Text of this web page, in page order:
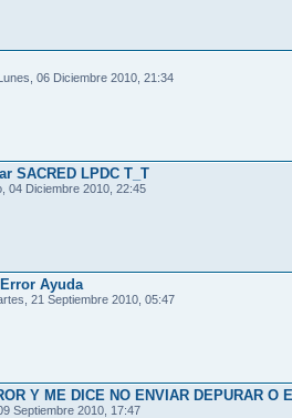
06 Diciembre 2010, 21:34
SACRED LPDC T_T
04 Diciembre 2010, 22:45
Ayuda
21 Septiembre 2010, 05:47
Y ME DICE NO ENVIAR DEPURAR O
Septiembre 2010, 17:47